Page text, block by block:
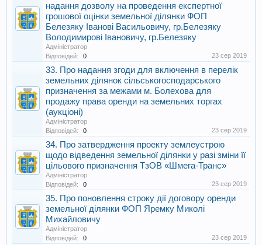
надання дозволу на проведення експертної
грошової оцінки земельної ділянки ФОП
Белезяку Іванові Васильовичу, гр.Белезяку
Володимирові Івановичу, гр.Белезяку
Адміністратор
Відповідей:
0 23 сер 2019
33. Про надання згоди для включення в перелік
земельних ділянок сільськогосподарського
призначення за межами м. Болехова для
продажу права оренди на земельних торгах
(аукціоні)
Адміністратор
Відповідей:
0 23 сер 2019
34. Про затвердження проекту землеустрою
щодо відведення земельної ділянки у разі зміни її
цільового призначення ТзОВ «Шмега-Транс»
Адміністратор
Відповідей:
0 23 сер 2019
35. Про поновлення строку дії договору оренди
земельної ділянки ФОП Яремку Миколі
Михайловичу
Адміністратор
Відповідей:
0 23 сер 2019